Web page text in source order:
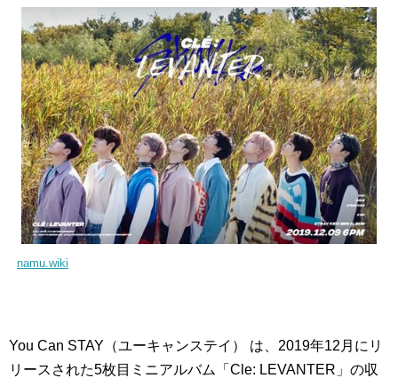
namu.wiki
You Can STAY（ユーキャンステイ） は、2019年12月にリ
リースされた5枚目ミニアルバム「Cle: LEVANTER」の収